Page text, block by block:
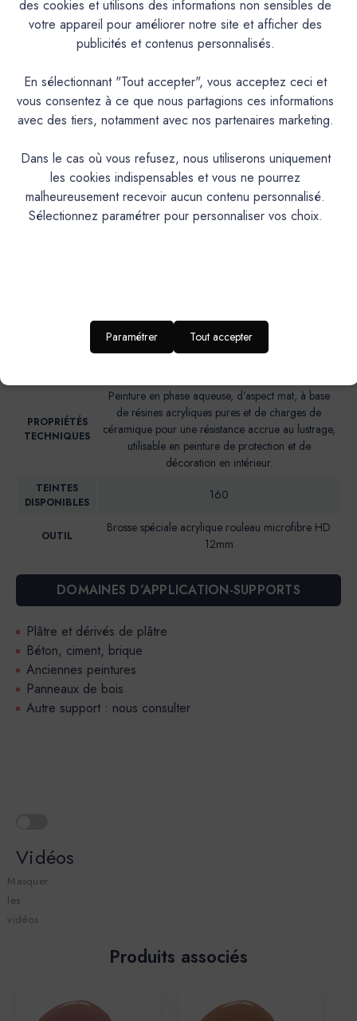
Documentation Technique
Couleurs & Échantillons
La Céramat est une peinture en phase aqueuse, d’aspect
céramique pour une résistance accrue au lustrage, utilisable
en peinture de protection et de décoration en intérieur.
PRODUIT
Aspect mat profond
PROPRIÉTÉS
TECHNIQUES
Peinture en phase aqueuse, d’aspect mat, à base
de résines acryliques pures et de charges de
céramique pour une résistance accrue au lustrage,
utilisable en peinture de protection et de
décoration en intérieur.
TEINTES
DISPONIBLES
160
OUTIL
Brosse spéciale acrylique rouleau microfibre HD
12mm
DOMAINES D’APPLICATION-SUPPORTS
Plâtre et dérivés de plâtre
Béton, ciment, brique
Anciennes peintures
Panneaux de bois
Autre support : nous consulter
Vidéos
Masquer
les
vidéos
Produits associés
des cookies et utilisons des informations non sensibles de
votre appareil pour améliorer notre site et afficher des
publicités et contenus personnalisés.
En sélectionnant "Tout accepter", vous acceptez ceci et
vous consentez à ce que nous partagions ces informations
avec des tiers, notamment avec nos partenaires marketing.
Dans le cas où vous refusez, nous utiliserons uniquement
les cookies indispensables et vous ne pourrez
malheureusement recevoir aucun contenu personnalisé.
Sélectionnez paramétrer pour personnaliser vos choix.
Paramétrer Tout accepter